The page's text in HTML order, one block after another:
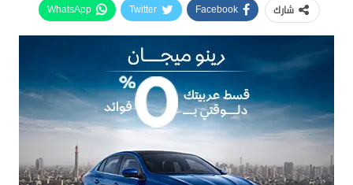
شارك Facebook
Twitter
WhatsApp